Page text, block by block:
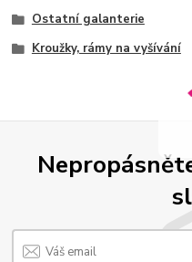
Ostatní galanterie
Kroužky, rámy na vyšívání